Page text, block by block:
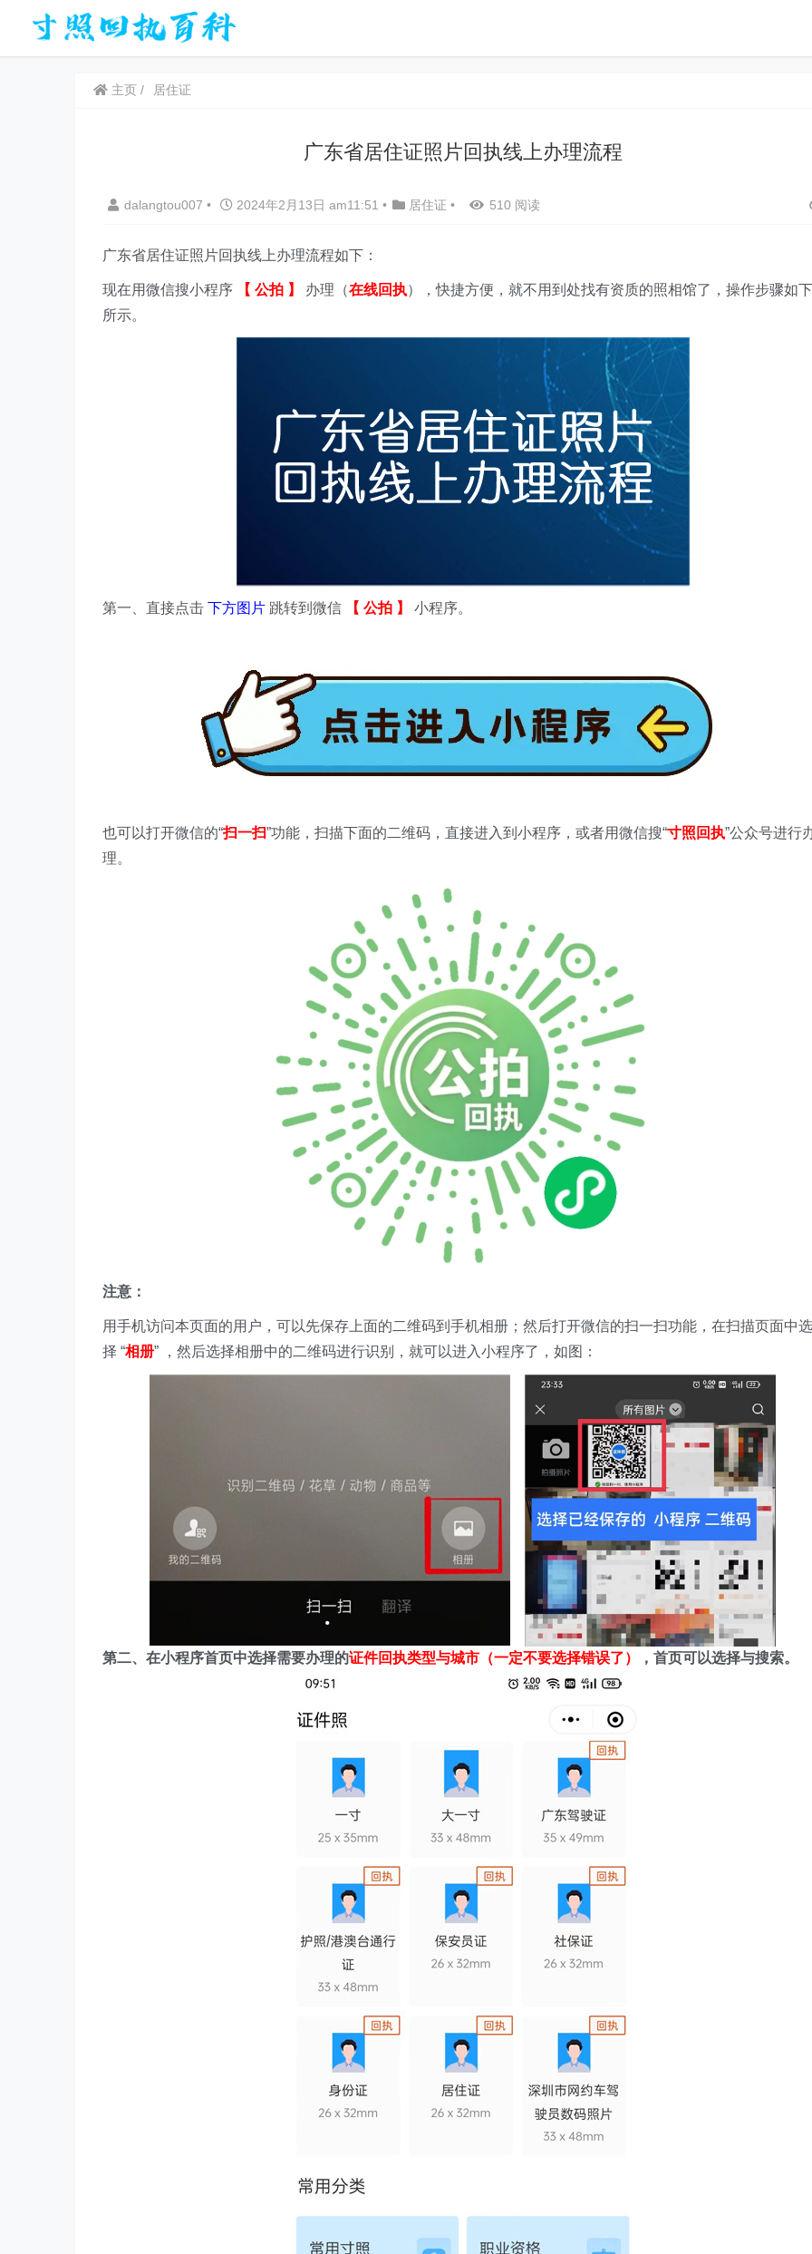
主页 居住证
广东省居住证照片回执线上办理流程
dalangtou007 • 2024年2月13日 am11:51 • 居住证 • 510 阅读
广东省居住证照片回执线上办理流程如下：
现在用微信搜小程序 【 公拍 】 办理（在线回执），快捷方便，就不用到处找有资质的照相馆了，操作步骤如下
所示。
第一、 直接点击 下方图片 跳转到微信 【 公拍 】 小程序。
也可以打开微信的“扫一扫”功能，扫描下面的二维码，直接进入到小程序，或者用微信搜“寸照回执”公众号进行
理。
注意：
用手机访问本页面的用户，可以先保存上面的二维码到手机相册；然后打开微信的扫一扫功能，在扫描页面中选
择 “相册” ，然后选择相册中的二维码进行识别，就可以进入小程序了，如图：
第二、在小程序首页中选择需要办理的证件回执类型与城市（一定不要选择错误了） ，首页可以选择与搜索。